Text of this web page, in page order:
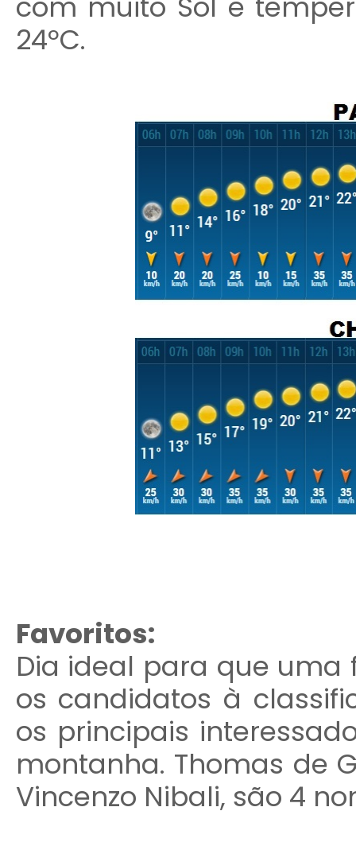
24ºC.
Favoritos:
Dia ideal para que
os candidatos à
os principais
montanha. Thomas de
Vincenzo Nibali, são 4